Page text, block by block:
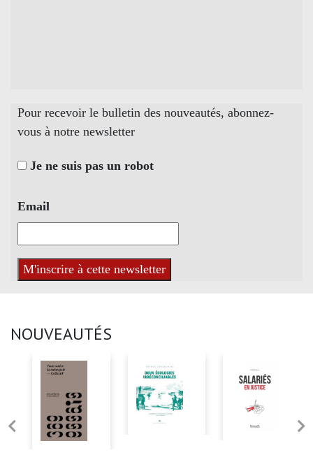
Pour recevoir le bulletin des nouveautés, abonnez-
vous à notre newsletter
Je ne suis pas un robot
Email
NOUVEAUTÉS